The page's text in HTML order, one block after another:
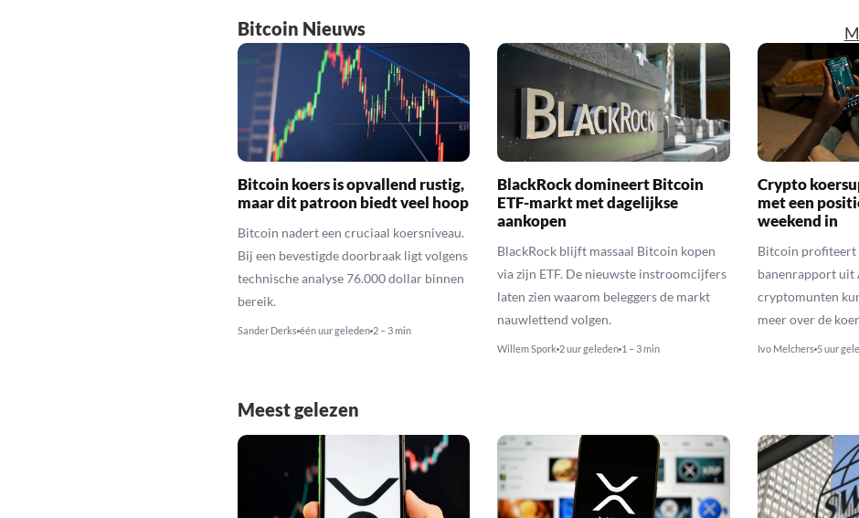
Bitcoin Nieuws
Bitcoin koers is opvallend rustig,
maar dit patroon biedt veel hoop
Bitcoin nadert een cruciaal koersniveau.
Bij een bevestigde doorbraak ligt volgens
technische analyse 76.000 dollar binnen
bereik.
Sander Derks één uur geleden 2 – 3 min
BlackRock domineert Bitcoin
ETF-markt met dagelijkse
aankopen
BlackRock blijft massaal Bitcoin kopen
via zijn ETF. De nieuwste instroomcijfers
laten zien waarom beleggers de markt
nauwlettend volgen.
Willem Spork 2 uur geleden 1 – 3 min
Crypto
met een
weekend in
Bitcoin profiteert
banenrapport uit
cryptomunten
meer over de
Ivo Melchers 5 uur
Meest gelezen